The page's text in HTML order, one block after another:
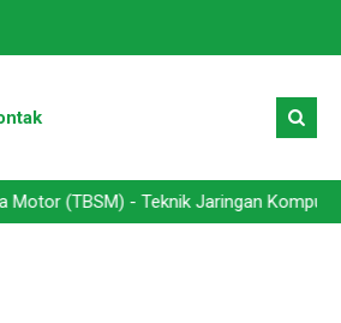
- Teknik Jaringan Komputer dan